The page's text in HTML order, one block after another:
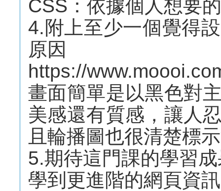
CSS：依據個人想要
4.附上至少一個覺得
原因
https://
畫面簡單是以黑色對
美感還有質感，讓人
且輪播圖也很清楚標
5.期待這門課的學習
學到更進階的網頁資訊